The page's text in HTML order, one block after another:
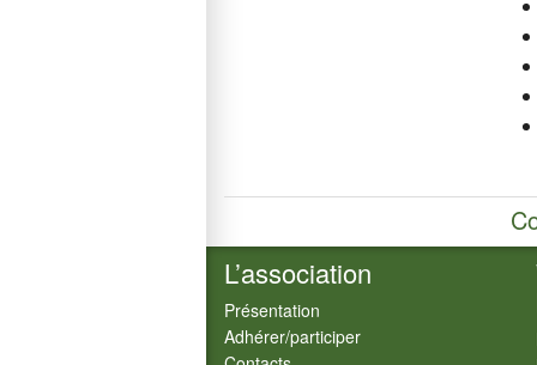
L’association
Présentation
Adhérer/participer